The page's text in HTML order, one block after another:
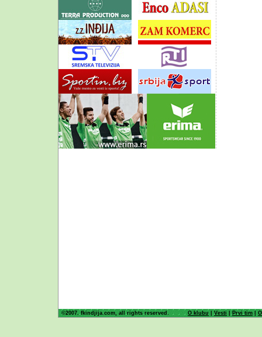
©2007. fkindjija.com, all rights reserved. O klubu |Vesti | Prvi tim |